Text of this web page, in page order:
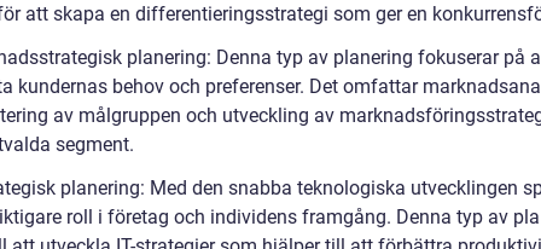
att skapa en differentieringsstrategi som ger en
planering: Denna typ av planering fokuserar på
kundernas behov och preferenser. Det omfattar
av målgruppen och utveckling av
segment.
planering: Med den snabba teknologiska utvecklingen
roll i företag och individens framgång. Denna typ av